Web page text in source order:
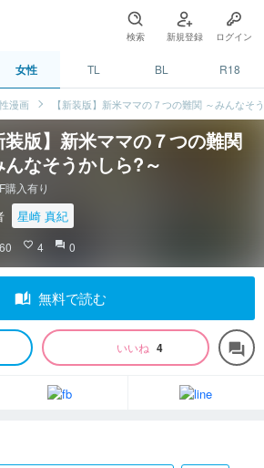
検索 新規登録 ログイン
女性 TL BL R18
漫画 【新装版】新米ママの７つの難関 ～みんなそ
装版】新米ママの７つの難関
んなそうかしら?～
購入有り
星崎 真紀
favorite_border 4 question_answer 0
auto_stories 無料で読む
いいね 4 forum